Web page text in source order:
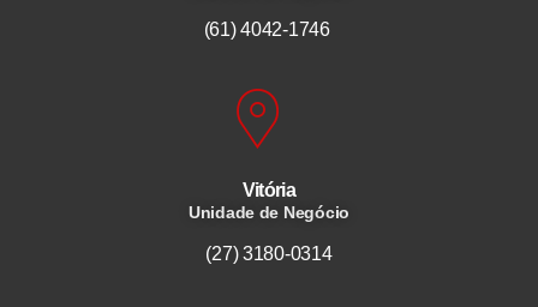
(61) 4042-1746
Vitória
Unidade de Negócio
(27) 3180-0314